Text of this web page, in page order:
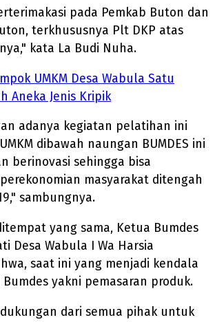
pada Pemkab Buton dan
terkhususnya Plt DKP atas
kata La Budi Nuha.
UMKM Desa Wabula Satu
Aneka Jenis Kripik
adanya kegiatan pelatihan ini
dibawah naungan BUMDES ini
berinovasi sehingga bisa
masyarakat ditengah
sambungnya.
yang sama, Ketua Bumdes
Desa Wabula I Wa Harsia
saat ini yang menjadi kendala
yakni pemasaran produk.
dari semua pihak untuk